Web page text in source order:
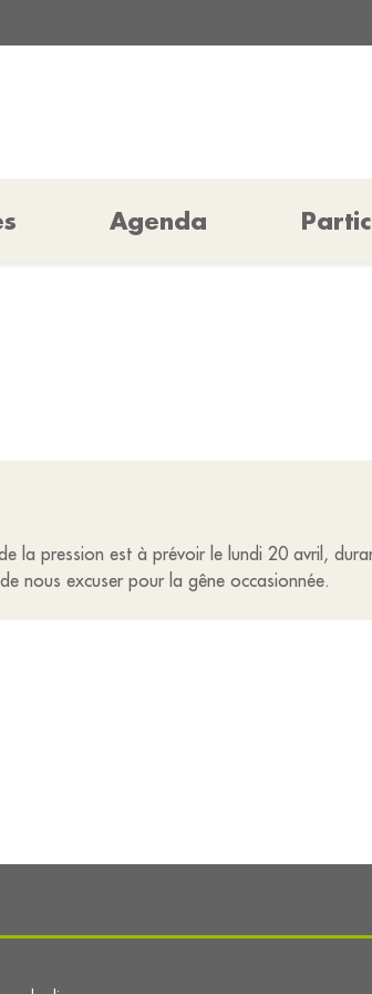
Agenda
la pression est à prévoir le lundi 20 avril,
nous excuser pour la gêne occasionnée.